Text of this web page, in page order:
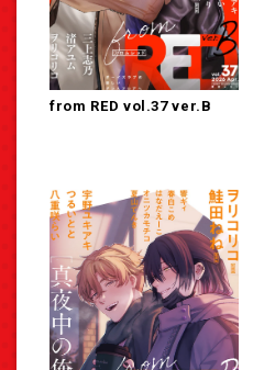
from RED vol.37 ver.B